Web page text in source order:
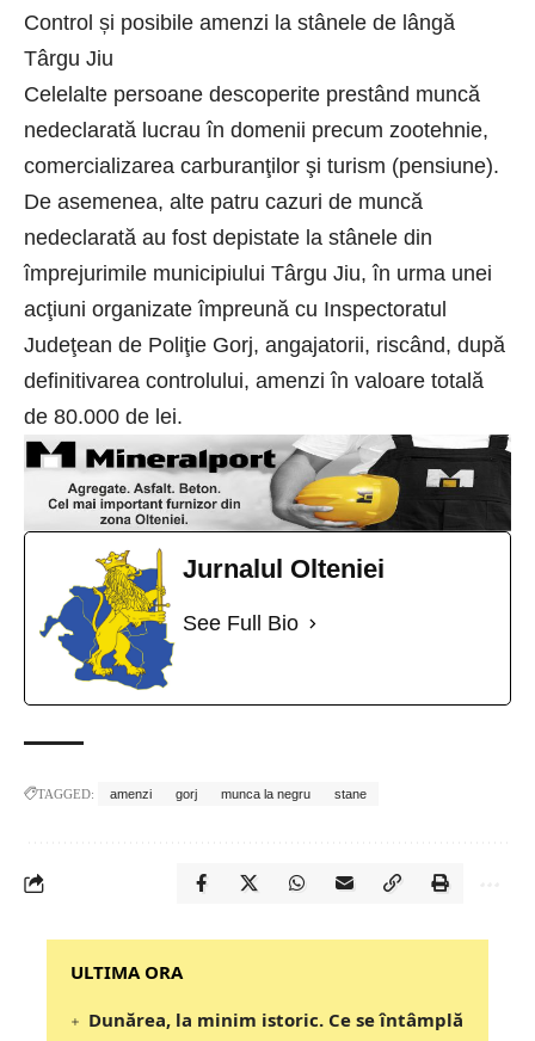
Control și posibile amenzi la stânele de lângă
Târgu Jiu
Celelalte persoane descoperite prestând muncă
nedeclarată lucrau în domenii precum zootehnie,
comercializarea carburanţilor şi turism (pensiune).
De asemenea, alte patru cazuri de muncă
nedeclarată au fost depistate la stânele din
împrejurimile municipiului Târgu Jiu, în urma unei
acţiuni organizate împreună cu Inspectoratul
Judeţean de Poliţie Gorj, angajatorii, riscând, după
definitivarea controlului, amenzi în valoare totală
de 80.000 de lei.
Jurnalul Olteniei
See Full Bio
TAGGED: amenzi gorj munca la negru stane
‎‎‎‎‎‎‎ULTIMA ORA
Dunărea, la minim istoric. Ce se întâmplă